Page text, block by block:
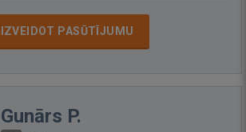
IZVEIDOT PASŪTĪJUMU
Gunārs P.